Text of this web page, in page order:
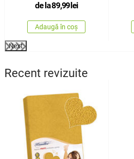
de la89,99 lei
Adaugă în coș
Next
Recent revizuite